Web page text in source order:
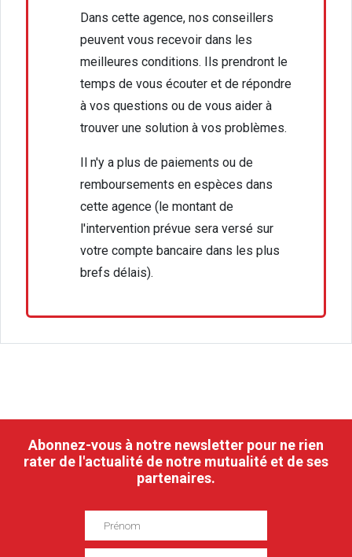
Dans cette agence, nos conseillers
peuvent vous recevoir dans les
meilleures conditions. Ils prendront le
temps de vous écouter et de répondre
à vos questions ou de vous aider à
trouver une solution à vos problèmes.
Il n'y a plus de paiements ou de
remboursements en espèces dans
cette agence (le montant de
l'intervention prévue sera versé sur
votre compte bancaire dans les plus
brefs délais).
Abonnez-vous à notre newsletter pour ne rien
rater de l'actualité de notre mutualité et de ses
partenaires.